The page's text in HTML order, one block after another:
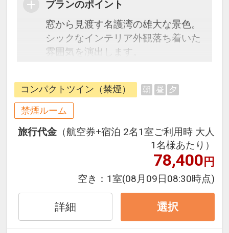
プランのポイント
窓から見渡す名護湾の雄大な景色。
シックなインテリア外観落ち着いた
雰囲気を演出します。
トに暮らす安らぎをつくり、プライ
ベートな落ち着きを与えてくれま
す。バルコニーに立てば、潮風が楽
園への到来を歓迎します。快適な室
内空間が、あなたの心を和ませてく
※4～5歳の添い寝幼児のお客様は、
支払いいただきます。
コンパクトツイン（禁煙） 朝 昼 夕
禁煙ルーム
旅行代金 （航空券+宿泊 2名1室ご利用時 大人
1名様あたり）
78,400円
空き： 1室(08月09日08:30時点)
詳細 選択